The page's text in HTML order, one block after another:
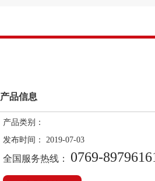
产品信息
产品类别：
发布时间：
2019-07-03
全国服务热线： 0769-